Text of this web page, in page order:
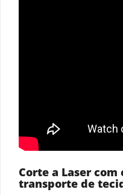
Corte a Laser
transporte de